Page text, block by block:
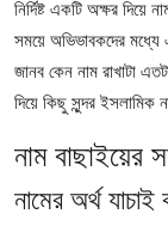
Guest Posting
Crypto
Advertise with
Business
নির্দিষ্ট একটি অক্ষর দিয়ে
সময়ে অভিভাবকদের
জানব কেন নাম রাখাটা
দিয়ে কিছু সুন্দর ইসলামিক
নাম বাছাইয়ের
নামের অর্থ যাচাই